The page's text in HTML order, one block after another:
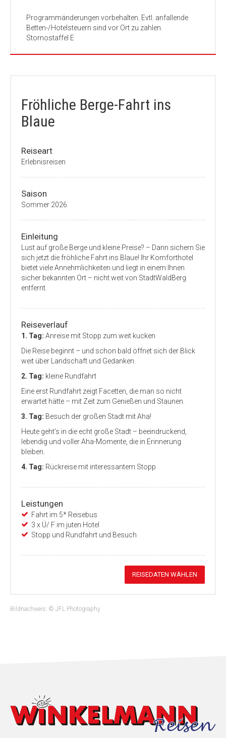
Programmänderungen vorbehalten. Evtl. anfallende
Betten-/Hotelsteuern sind vor Ort zu zahlen.
Stornostaffel E
Fröhliche Berge-Fahrt ins
Blaue
Reiseart
Erlebnisreisen
Saison
Sommer 2026
Einleitung
Lust auf große Berge und kleine Preise? – Dann sichern Sie
sich jetzt die fröhliche Fahrt ins Blaue! Ihr Komforthotel
bietet viele Annehmlichkeiten und liegt in einem Ihnen
sicher bekannten Ort – nicht weit von StadtWaldBerg
entfernt.
Reiseverlauf
1. Tag: Anreise mit Stopp zum weit kucken
Die Reise beginnt – und schon bald öffnet sich der Blick
weit über Landschaft und Gedanken.
2. Tag: kleine Rundfahrt
Eine erst Rundfahrt zeigt Facetten, die man so nicht
erwartet hätte – mit Zeit zum Genießen und Staunen.
3. Tag: Besuch der großen Stadt mit Aha!
Heute geht’s in die echt große Stadt – beeindruckend,
lebendig und voller Aha-Momente, die in Erinnerung
bleiben.
4. Tag: Rückreise mit interessantem Stopp
Leistungen
Fahrt im 5* Reisebus
3 x Ü/ F im juten Hotel
Stopp und Rundfahrt und Besuch
REISEDATEN WÄHLEN
Bildnachweis: © JFL Photography